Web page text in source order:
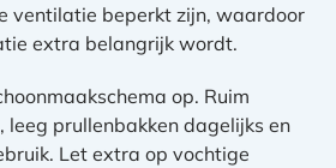
ventilatie beperkt zijn, waardoor
extra belangrijk wordt.
op. Ruim
leeg prullenbakken dagelijks en
Let extra op vochtige